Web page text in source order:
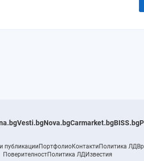
Vesti.bgNova.bgCarmarket.bgBISS.bg
публикацииПортфолиоКонтактиПолитика ЛД
ПоверителностПолитика ЛДИзвестия